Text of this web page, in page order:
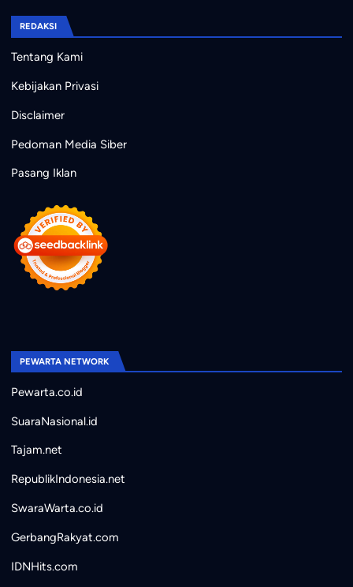
REDAKSI
Tentang Kami
Kebijakan Privasi
Disclaimer
Pedoman Media Siber
Pasang Iklan
PEWARTA NETWORK
Pewarta.co.id
SuaraNasional.id
Tajam.net
RepublikIndonesia.net
SwaraWarta.co.id
GerbangRakyat.com
IDNHits.com